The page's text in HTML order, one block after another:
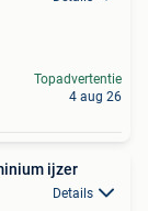
Topadvertentie
4 aug 26
ijzer
Details